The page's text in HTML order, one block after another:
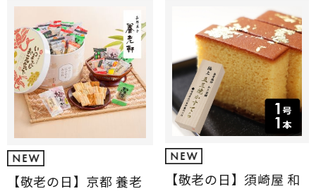
【敬老の日】京都 養老
【敬老の日】須崎屋 和